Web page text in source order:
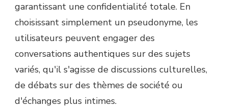
garantissant une confidentialité totale. En
choisissant simplement un pseudonyme, les
utilisateurs peuvent engager des
conversations authentiques sur des sujets
variés, qu'il s'agisse de discussions culturelles,
de débats sur des thèmes de société ou
d'échanges plus intimes.